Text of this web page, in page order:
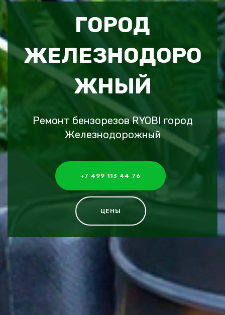
ГОРОД
ЖЕЛЕЗНОДОРО
ЖНЫЙ
Ремонт бензорезов RYOBI город
Железнодорожный
+7 499 113 44 76
ЦЕНЫ